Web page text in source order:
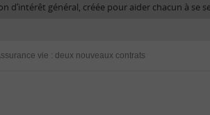
d’intérêt général, créée pour aider chacun à se
vie : deux nouveaux contrats